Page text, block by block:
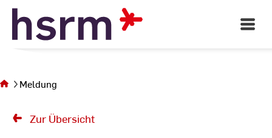
Skip
Content
Open
Main
sich auf
Meldung
Meldung
Zur Übersicht